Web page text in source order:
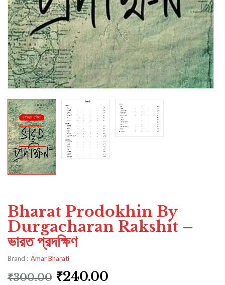
Bharat Prodokhin By
Durgacharan Rakshit –
ভারত প্রদক্ষিণ
Brand : Amar Bharati
₹300.00 ₹240.00